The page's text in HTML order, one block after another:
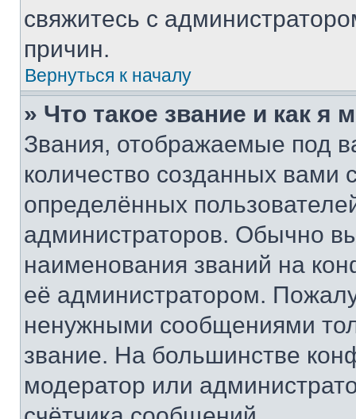
свяжитесь с
причин.
Вернуться к началу
» Что такое звание и как я
Звания, отображаемые под
количество созданных
определённых
администраторов. Обычно
наименования званий на
её администратором.
ненужными сообщениями
звание. На большинстве
модератор или